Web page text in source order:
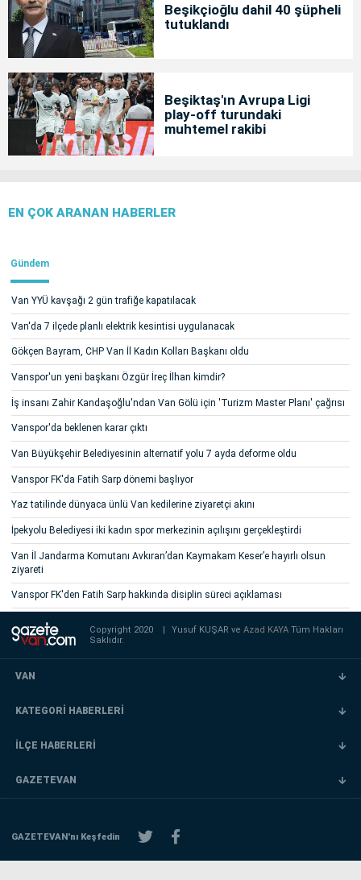
Beşikçioğlu dahil 40 şüpheli
tutuklandı
Beşiktaş'ın Avrupa Ligi
play-off turundaki
muhtemel rakibi
EN ÇOK ARANAN HABERLER
Gündem
Van YYÜ kavşağı 2 gün trafiğe kapatılacak
Van'da 7 ilçede planlı elektrik kesintisi uygulanacak
Gökçen Bayram, CHP Van İl Kadın Kolları Başkanı oldu
Vanspor'un yeni başkanı Özgür İreç İlhan kimdir?
İş insanı Zahir Kandaşoğlu'ndan Van Gölü için 'Turizm Master Planı' çağrısı
Vanspor'da beklenen karar çıktı
Van Büyükşehir Belediyesinin alternatif yolu 7 ayda deforme oldu
Vanspor FK'da Fatih Sarp dönemi başlıyor
Yaz tatilinde dünyaca ünlü Van kedilerine ziyaretçi akını
İpekyolu Belediyesi iki kadın spor merkezinin açılışını gerçekleştirdi
Van İl Jandarma Komutanı Avkıran’dan Kaymakam Keser’e hayırlı olsun
ziyareti
Vanspor FK'den Fatih Sarp hakkında disiplin süreci açıklaması
Copyright 2020 | Yusuf KUŞAR veAzad KAYATüm Hakları
Saklıdır.
VAN
KATEGORİ HABERLERİ
İLÇE HABERLERİ
GAZETEVAN
GAZETEVAN'nı Keşfedin